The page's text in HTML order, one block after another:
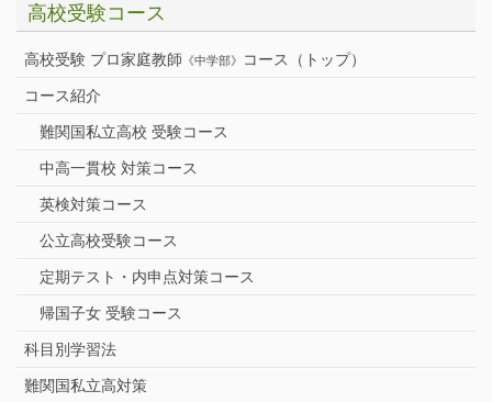
高校受験コース
高校受験 プロ家庭教師 《中学部》 コース（トップ）
コース紹介
難関国私立高校 受験コース
中高一貫校 対策コース
英検対策コース
公立高校受験コース
定期テスト・内申点対策コース
帰国子女 受験コース
科目別学習法
難関国私立高対策